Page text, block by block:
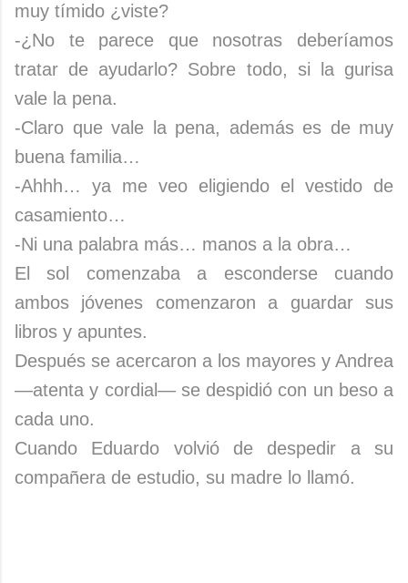
muy tímido ¿viste?
-¿No te parece que nosotras deberíamos
tratar de ayudarlo? Sobre todo, si la gurisa
vale la pena.
-Claro que vale la pena, además es de muy
buena familia…
-Ahhh… ya me veo eligiendo el vestido de
casamiento…
-Ni una palabra más… manos a la obra…
El sol comenzaba a esconderse cuando
ambos jóvenes comenzaron a guardar sus
libros y apuntes.
Después se acercaron a los mayores y Andrea
—atenta y cordial— se despidió con un beso a
cada uno.
Cuando Eduardo volvió de despedir a su
compañera de estudio, su madre lo llamó.